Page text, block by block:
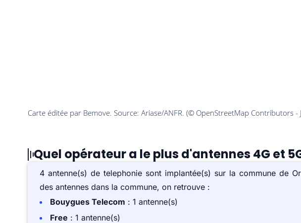
Quel opérateur a le plus d'antennes 4G et
4 antenne(s) de telephonie sont implantée(s) sur la commune de
des antennes dans la commune, on retrouve :
Bouygues Telecom : 1 antenne(s)
Free : 1 antenne(s)